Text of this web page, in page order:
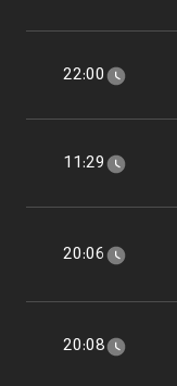
22:00
11:29
20:06
20:08